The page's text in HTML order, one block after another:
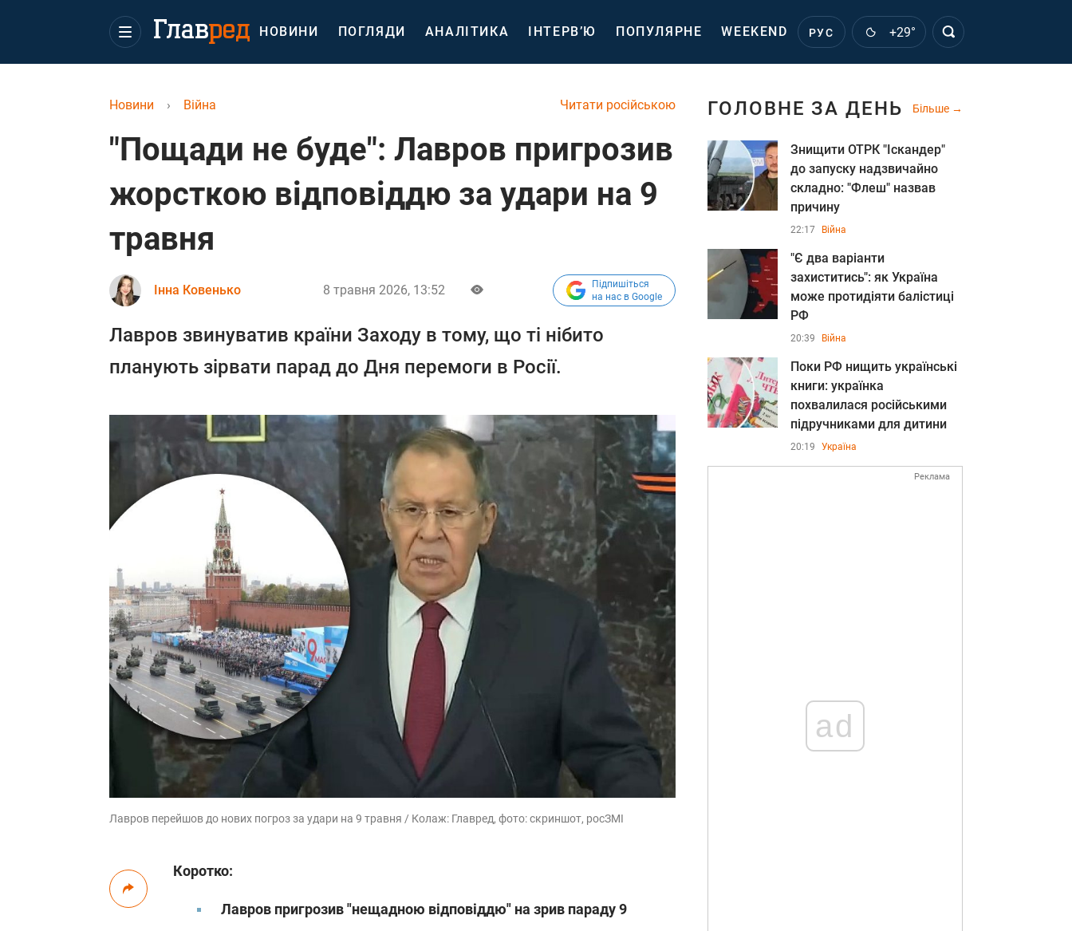
НОВИНИ ПОГЛЯДИ АНАЛІТИКА ІНТЕРВ’Ю ПОПУЛЯРНЕ WEEKEND РУС +29°
Читати російською
Новини › Війна
"Пощади не буде": Лавров пригрозив
жорсткою відповіддю за удари на 9
травня
Інна Ковенько 8 травня 2026, 13:52
Підпишіться
на нас в Google
Лавров звинуватив країни Заходу в тому, що ті нібито
планують зірвати парад до Дня перемоги в Росії.
Лавров перейшов до нових погроз за удари на 9 травня / Колаж: Главред, фото: скриншот, росЗМІ
Коротко:
Лавров пригрозив "нещадною відповіддю" на зрив параду 9
ГОЛОВНЕ ЗА ДЕНЬ Більше
Знищити ОТРК "Іскандер"
до запуску надзвичайно
складно: "Флеш" назвав
причину
22:17 Війна
"Є два варіанти
захиститись": як Україна
може протидіяти балістиці
РФ
20:39 Війна
Поки РФ нищить українські
книги: українка
похвалилася російськими
підручниками для дитини
20:19 Україна
Реклама
ad